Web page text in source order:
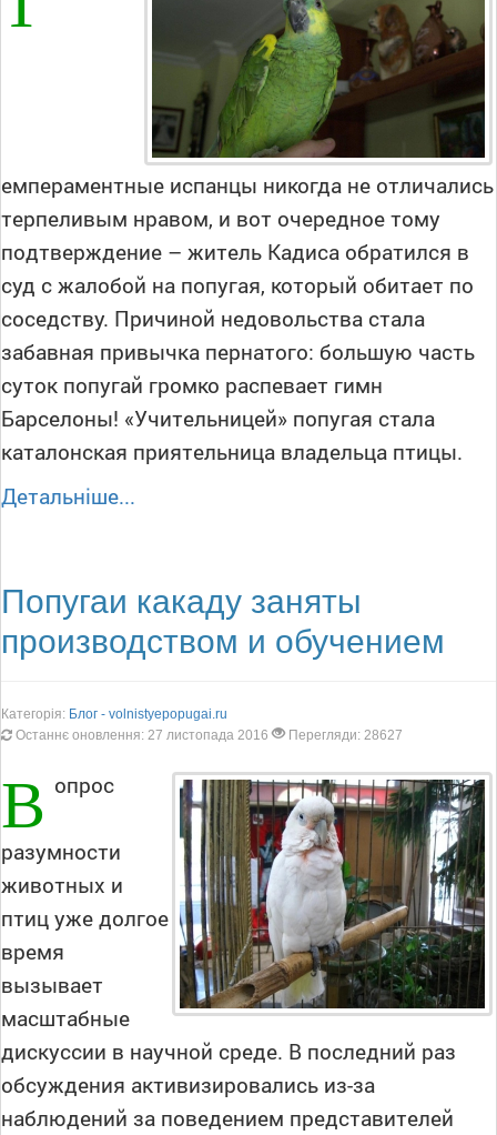
емпераментные испанцы никогда не отличались
терпеливым нравом, и вот очередное тому
подтверждение – житель Кадиса обратился в
суд с жалобой на попугая, который обитает по
соседству. Причиной недовольства стала
забавная привычка пернатого: большую часть
суток попугай громко распевает гимн
Барселоны! «Учительницей» попугая стала
каталонская приятельница владельца птицы.
Детальніше...
Попугаи какаду заняты
производством и обучением
Категорія: Блог - volnistyepopugai.ru
Останнє оновлення: 27 листопада 2016
Перегляди: 28627
В опрос
разумности
животных и
птиц уже долгое
время
вызывает
масштабные
дискуссии в научной среде. В последний раз
обсуждения активизировались из-за
наблюдений за поведением представителей